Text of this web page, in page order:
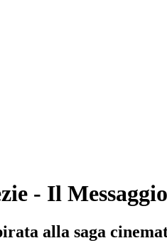
- Il
alla saga